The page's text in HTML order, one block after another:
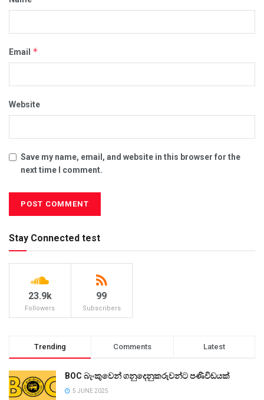
Email *
Website
Save my name, email, and website in this browser for the
next time I comment.
Stay Connected test
23.9k
Followers
99
Subscribers
Trending Comments Latest
BOC බැංකුවෙන් ගනුදෙනුකරුවන්ට පණිවිඩයක්
5 JUNE 2025